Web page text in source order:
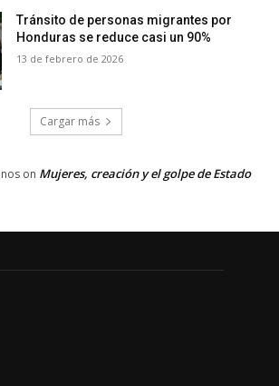
Tránsito de personas migrantes por
Honduras se reduce casi un 90%
13 de febrero de 2026
Cargar más
on Mujeres, creación y el golpe de Estado